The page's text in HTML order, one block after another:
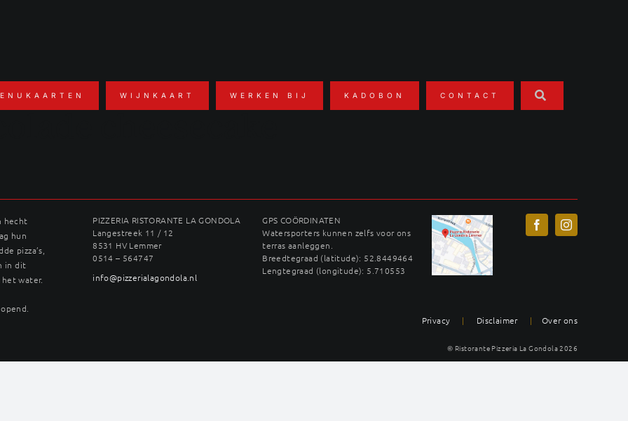
WIJNKAART WERKEN BIJ KADOBON CONTACT
cheesecake
hecht
hun
pizza’s,
in dit
water.
PIZZERIA RISTORANTE LA GONDOLA
Langestreek 11 / 12
8531 HV Lemmer
0514 – 564747
info@pizzerialagondola.nl
GPS COÖRDINATEN
Watersporters kunnen zelfs voor ons
terras aanleggen.
Breedtegraad (latitude): 52.8449464
Lengtegraad (longitude): 5.710553
Privacy | Disclaimer | Over ons
© Ristorante Pizzeria La Gondola 2026